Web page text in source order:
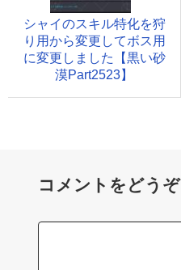
シャイのスキル特化を狩
り用から変更してボス用
に変更しました【黒い砂
漠Part2523】
コメントをどうぞ